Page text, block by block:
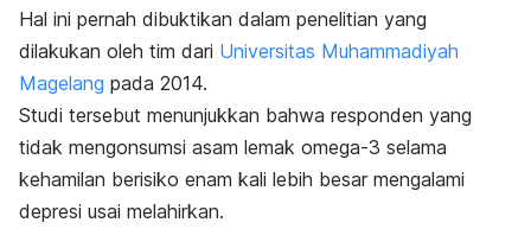
Hal ini pernah dibuktikan dalam penelitian yang
dilakukan oleh tim dari Universitas Muhammadiyah
Magelang pada 2014.
Studi tersebut menunjukkan bahwa responden yang
tidak mengonsumsi asam lemak omega-3 selama
kehamilan berisiko enam kali lebih besar mengalami
depresi usai melahirkan.